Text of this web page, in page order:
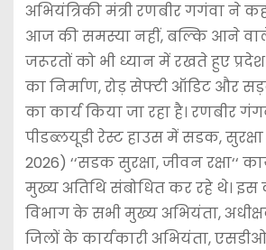
अभियंत्रिकी मंत्री रणबीर गगंवा ने
आज की समस्या नहीं, बल्कि आने
जरूरतों को भी ध्यान में रखते हुए
का निर्माण, रोड़ सेफ्टी ऑडिट और
का कार्य किया जा रहा है। रणबीर
पीडब्लयूडी रेस्ट हाउस में सडक,
2026) ‘‘सडक सुरक्षा, जीवन रक्षा‘‘
मुख्य अतिथि संबोधित कर रहे थे। इस
विभाग के सभी मुख्य अभियंता,
जिलों के कार्यकारी अभियंता,